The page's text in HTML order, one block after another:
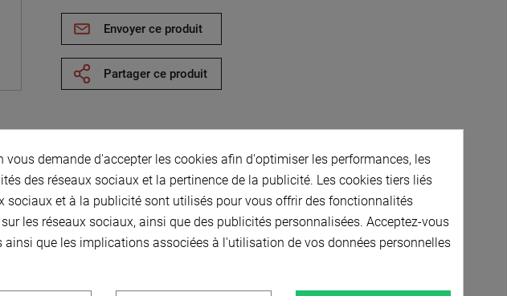
Envoyer ce produit
Partager ce produit
14 ( B et C )en
r1/3
vous demande d'accepter les cookies afin d'optimiser les performances, les
des réseaux sociaux et la pertinence de la publicité. Les cookies tiers liés
sociaux et à la publicité sont utilisés pour vous offrir des fonctionnalités
les réseaux sociaux, ainsi que des publicités personnalisées. Acceptez-vous
ainsi que les implications associées à l'utilisation de vos données personnelles